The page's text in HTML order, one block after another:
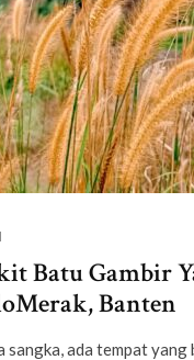
Batu Gambir
Banten
sangka, ada tempat